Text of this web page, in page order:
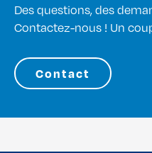
Des questions, des
Contactez-nous ! Un
Contact